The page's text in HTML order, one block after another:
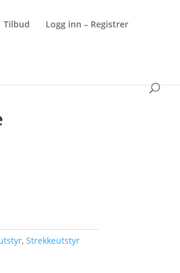
Tilbud Logg inn – Registrer
, Strekkeutstyr